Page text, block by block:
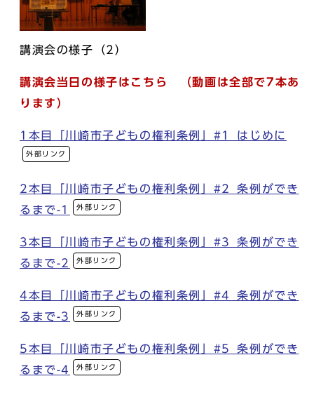
講演会の様子（2）
講演会当日の様子はこちら （動画は全部で7本あ
ります）
1本目「川崎市子どもの権利条例」#1_はじめに
外部リンク
2本目「川崎市子どもの権利条例」#2_条例ができ
るまで-1
外部リンク
3本目「川崎市子どもの権利条例」#3_条例ができ
るまで-2
外部リンク
4本目「川崎市子どもの権利条例」#4_条例ができ
るまで-3
外部リンク
5本目「川崎市子どもの権利条例」#5_条例ができ
るまで-4
外部リンク